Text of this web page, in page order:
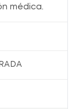
médica.